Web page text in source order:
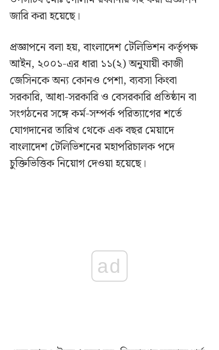
জারি করা হয়েছে।
প্রজ্ঞাপনে বলা হয়, বাংলাদেশ টেলিভিশন কর্তৃপক্ষ
আইন, ২০০১-এর ধারা ১১(২) অনুযায়ী কাজী
জেসিনকে অন্য কোনও পেশা, ব্যবসা কিংবা
সরকারি, আধা-সরকারি ও বেসরকারি প্রতিষ্ঠান বা
সংগঠনের সঙ্গে কর্ম-সম্পর্ক পরিত্যাগের শর্তে
যোগদানের তারিখ থেকে এক বছর মেয়াদে
বাংলাদেশ টেলিভিশনের মহাপরিচালক পদে
চুক্তিভিত্তিক নিয়োগ দেওয়া হয়েছে।
ad